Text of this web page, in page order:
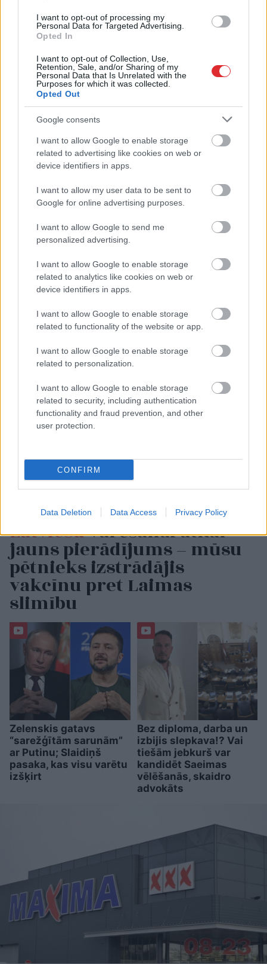
I want to opt-out of processing my
Personal Data for Targeted Advertising.
Opted In
I want to opt-out of Collection, Use,
Retention, Sale, and/or Sharing of my
Personal Data that Is Unrelated with the
Purposes for which it was collected.
Opted Out
Google consents
I want to allow Google to enable storage
related to advertising like cookies on web or
device identifiers in apps.
I want to allow my user data to be sent to
Google for online advertising purposes.
I want to allow Google to send me
personalized advertising.
I want to allow Google to enable storage
related to analytics like cookies on web or
device identifiers in apps.
I want to allow Google to enable storage
related to functionality of the website or app.
I want to allow Google to enable storage
related to personalization.
I want to allow Google to enable storage
related to security, including authentication
functionality and fraud prevention, and other
user protection.
CONFIRM
Data Deletion Data Access Privacy Policy
šo zodiaka zīmju
pārstāvjiem labāk
nestrīdēties: viņi vienmēr
atradīs veidu, kā pamatīgi
atriebties
“Trīs komisijas vienai
biļetei – vai drīz būs arī
baudītāji ir patiesi
nikni, kur beigās
Horoskopi8. augustam.
ietekmēt tavus
lēmumus
Latviešuvarēšanai atkal
jauns pierādījums – mūsu
pētnieks izstrādājis
vakcīnu pret Laimas
slimību
Zelenskis gatavs
“sarežģītām sarunām”
ar Putinu; Slaidiņš
pasaka, kas visu varētu
izšķirt
Bez diploma, darba un
izbijis slepkava!? Vai
tiešām jebkurš var
kandidēt Saeimas
vēlēšanās, skaidro
advokāts
Atcelt Ziņot